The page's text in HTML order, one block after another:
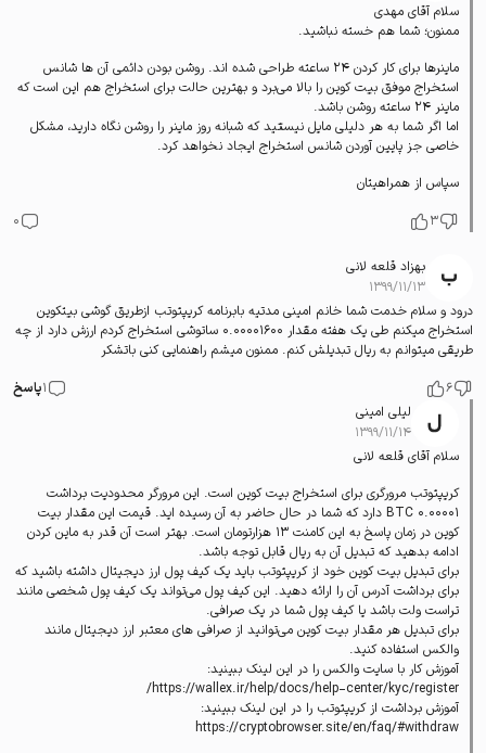
سلام آقای مهدی
ممنون؛ شما هم خسته نباشید.
ماینرها برای کار کردن 24 ساعته طراحی شده اند. روشن بودن دائمی آن ها شانس
استخراج موفق بیت کوین را بالا می‌برد و بهترین حالت برای استخراج هم این است که
ماینر 24 ساعته روشن باشد.
اما اگر شما به هر دلیلی مایل نیستید که شبانه روز ماینر را روشن نگاه دارید، مشکل
خاصی جز پایین آوردن شانس استخراج ایجاد نخواهد کرد.
سپاس از همراهیتان
3
0
بهزاد قلعه لانی
۱۳۹۹/۱۱/۱۳
درود و سلام خدمت شما خانم امینی مدتیه بابرنامه کریپتوتب ازطریق گوشی بیتکوین
استخراج میکنم طی یک هفته مقدار 0.00001600 ساتوشی استخراج کردم ارزش دارد از چه
طریقی میتوانم به ریال تبدیلش کنم. ممنون میشم راهنمایی کنی باتشکر
6
1پاسخ
لیلی امینی
۱۳۹۹/۱۱/۱۴
سلام آقای قلعه لانی
کریپتوتب مرورگری برای استخراج بیت کوین است. این مرورگر محدودیت برداشت
0.00001 BTC دارد که شما در حال حاضر به آن رسیده اید. قیمت این مقدار بیت
کوین در زمان پاسخ به این کامنت 13 هزارتومان است. بهتر است آن قدر به ماین کردن
ادامه بدهید که تبدیل آن به ریال قابل توجه باشد.
برای تبدیل بیت کوین خود از کریپتوتب باید یک کیف پول ارز دیجیتال داشته باشید که
برای برداشت آدرس آن را ارائه دهید. این کیف پول می‌تواند یک کیف پول شخصی مانند
تراست ولت باشد یا کیف پول شما در یک صرافی.
برای تبدیل هر مقدار بیت کوین می‌توانید از صرافی های معتبر ارز دیجیتال مانند
والکس استفاده کنید.
آموزش کار با سایت والکس را در این لینک ببینید:
https://wallex.ir/help/docs/help-center/kyc/register/
آموزش برداشت از کریپتوتب را در این لینک ببینید:
https://cryptobrowser.site/en/faq/#withdraw